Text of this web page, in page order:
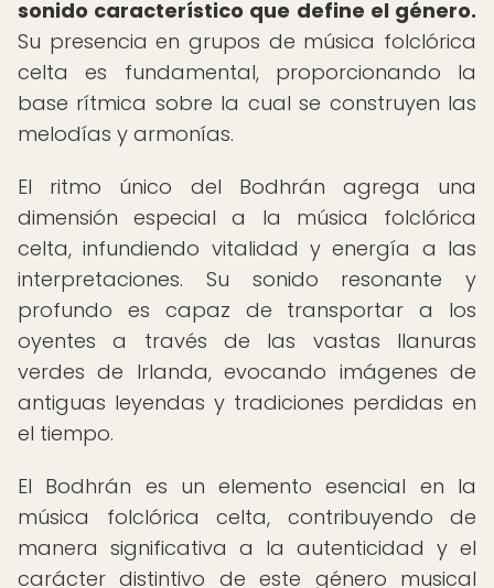
sonido característico que define el género.
Su presencia en grupos de música folclórica
celta es fundamental, proporcionando la
base rítmica sobre la cual se construyen las
melodías y armonías.
El ritmo único del Bodhrán agrega una
dimensión especial a la música folclórica
celta, infundiendo vitalidad y energía a las
interpretaciones. Su sonido resonante y
profundo es capaz de transportar a los
oyentes a través de las vastas llanuras
verdes de Irlanda, evocando imágenes de
antiguas leyendas y tradiciones perdidas en
el tiempo.
El Bodhrán es un elemento esencial en la
música folclórica celta, contribuyendo de
manera significativa a la autenticidad y el
carácter distintivo de este género musical